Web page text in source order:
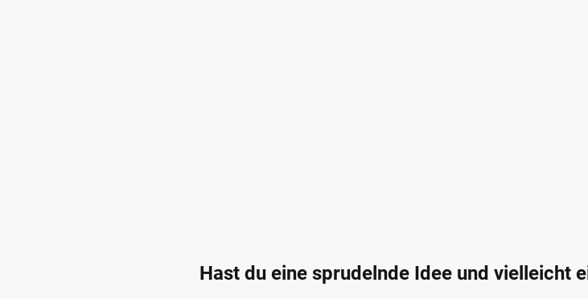
Hast du eine sprudelnde Idee und vielleicht